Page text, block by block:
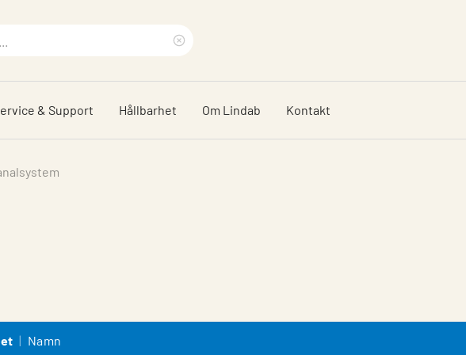
sökfras
& Support Hållbarhet Om Lindab Kontakt
Namn